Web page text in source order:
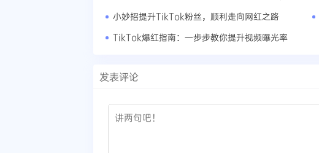
小妙招提升TikTok粉丝，顺利走向网红之路
TikTok爆红指南：一步步教你提升视频曝光率
发表评论